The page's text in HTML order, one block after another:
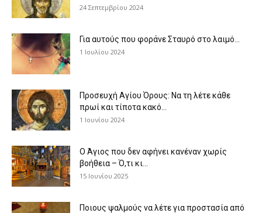
24 Σεπτεμβρίου 2024
Για αυτούς που φοράνε Σταυρό στο λαιμό…
1 Ιουλίου 2024
Προσευχή Αγίου Όρους: Να τη λέτε κάθε
πρωί και τίποτα κακό...
1 Ιουνίου 2024
Ο Άγιος που δεν αφήνει κανέναν χωρίς
βοήθεια – Ό,τι κι...
15 Ιουνίου 2025
Ποιους ψαλμούς να λέτε για προστασία από